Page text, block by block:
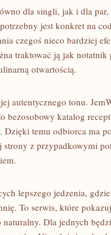
dla singli, jak i dla
jest konkret na
czegoś nieco bardziej
traktować ją jak notatnik
otwartością.
autentycznego tonu.
bezosobowy katalog
temu odbiorca ma
z przypadkowymi
lepszego jedzenia,
To serwis, które
Dla jednych